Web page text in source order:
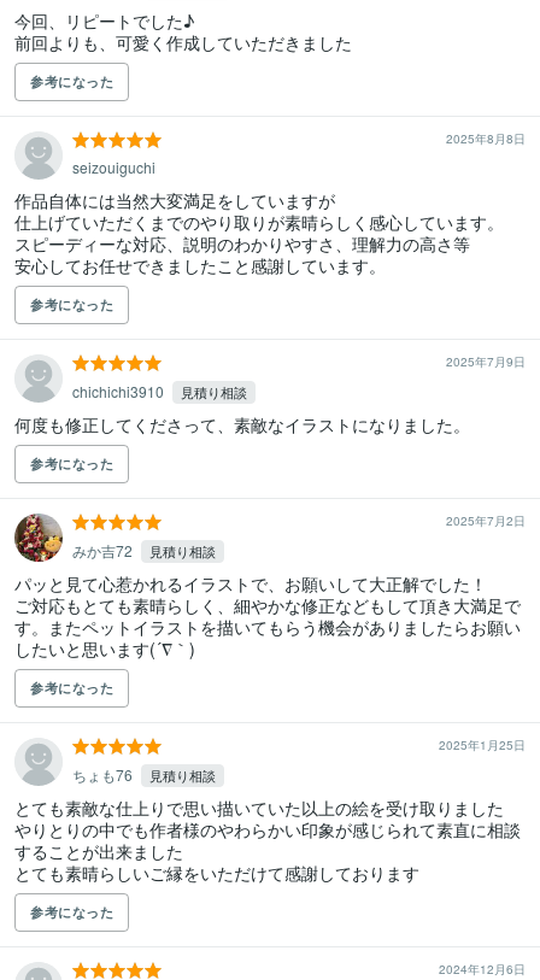
今回、リピートでした♪
前回よりも、可愛く作成していただきました
参考になった
2025年8月8日
seizouiguchi
作品自体には当然大変満足をしていますが
仕上げていただくまでのやり取りが素晴らしく感心しています。
スピーディーな対応、説明のわかりやすさ、理解力の高さ等
安心してお任せできましたこと感謝しています。
参考になった
2025年7月9日
chichichi3910 見積り相談
何度も修正してくださって、素敵なイラストになりました。
参考になった
2025年7月2日
みか吉72 見積り相談
パッと見て心惹かれるイラストで、お願いして大正解でした！
ご対応もとても素晴らしく、細やかな修正などもして頂き大満足で
す。またペットイラストを描いてもらう機会がありましたらお願い
したいと思います(´∇｀)
参考になった
2025年1月25日
ちょも76 見積り相談
とても素敵な仕上りで思い描いていた以上の絵を受け取りました
やりとりの中でも作者様のやわらかい印象が感じられて素直に相談
することが出来ました
とても素晴らしいご縁をいただけて感謝しております
参考になった
2024年12月6日